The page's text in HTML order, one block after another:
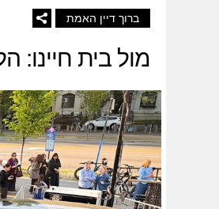
ברוך דיין האמת
מול בית חיינו: